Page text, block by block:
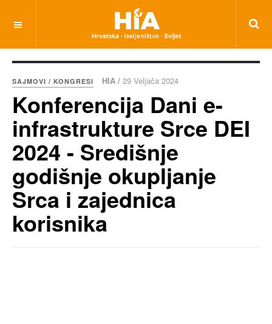
SAJMOVI / KONGRESI HIA / 29 Veljača 2024
Konferencija Dani e-
infrastrukture Srce DEI
2024 - Središnje
godišnje okupljanje
Srca i zajednica
korisnika